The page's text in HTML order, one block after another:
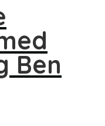
Ben